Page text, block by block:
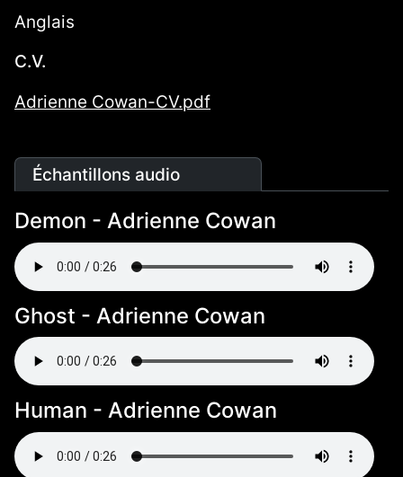
Anglais
C.V.
Adrienne Cowan-CV.pdf
Échantillons audio
Demon - Adrienne Cowan
Ghost - Adrienne Cowan
Human - Adrienne Cowan